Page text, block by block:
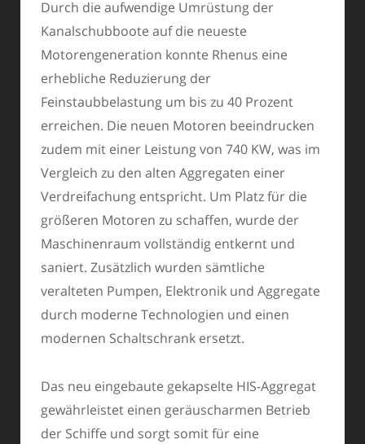
Durch die aufwendige Umrüstung der
Kanalschubboote auf die neueste
Motorengeneration konnte Rhenus eine
erhebliche Reduzierung der
Feinstaubbelastung um bis zu 40 Prozent
erreichen. Die neuen Motoren beeindrucken
zudem mit einer Leistung von 740 KW, was im
Vergleich zu den alten Aggregaten einer
Verdreifachung entspricht. Um Platz für die
größeren Motoren zu schaffen, wurde der
Maschinenraum vollständig entkernt und
saniert. Zusätzlich wurden sämtliche
veralteten Pumpen, Elektronik und Aggregate
durch moderne Technologien und einen
modernen Schaltschrank ersetzt.
Das neu eingebaute gekapselte HIS-Aggregat
gewährleistet einen geräuscharmen Betrieb
der Schiffe und sorgt somit für eine